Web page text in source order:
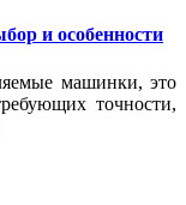
и особенности
машинки, это
точности,